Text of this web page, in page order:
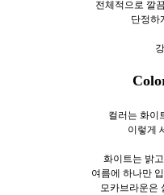
전체적으로 깔
단정하
컬러는 화이
이렇게
화이트는 밝
여름에 하나만
모카브라운은